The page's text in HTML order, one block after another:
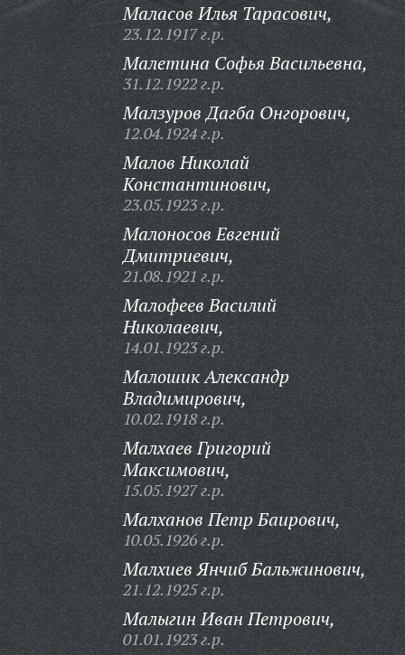
Маласов Илья Тарасович,
23.12.1917 г.р.
Малетина Софья Васильевна,
31.12.1922 г.р.
Малзуров Дагба Онгорович,
12.04.1924 г.р.
Малов Николай
Константинович,
23.05.1923 г.р.
Малоносов Евгений
Дмитриевич,
21.08.1921 г.р.
Малофеев Василий
Николаевич,
14.01.1923 г.р.
Малошик Александр
Владимирович,
10.02.1918 г.р.
Малхаев Григорий
Максимович,
15.05.1927 г.р.
Малханов Петр Баирович,
10.05.1926 г.р.
Малхиев Янчиб Бальжинович,
21.12.1925 г.р.
Малыгин Иван Петрович,
01.01.1923 г.р.